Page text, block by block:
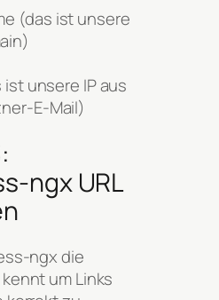
(das ist unsere
ist unsere IP aus
E-Mail)
ngx URL
ngx die
um Links